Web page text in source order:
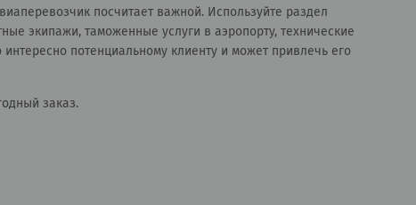
посчитает важной. Используйте раздел
экипажи, таможенные услуги в аэропорту, технические
потенциальному клиенту и может привлечь его
заказ.